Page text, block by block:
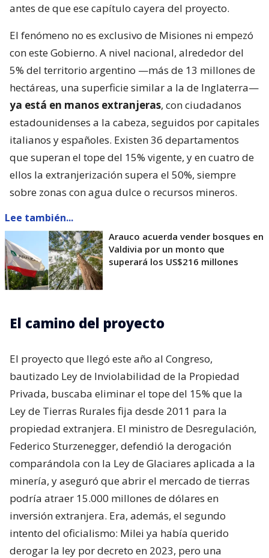
antes de que ese capítulo cayera del proyecto.
El fenómeno no es exclusivo de Misiones ni empezó
con este Gobierno. A nivel nacional, alrededor del
5% del territorio argentino —más de 13 millones de
hectáreas, una superficie similar a la de Inglaterra—
ya está en manos extranjeras, con ciudadanos
estadounidenses a la cabeza, seguidos por capitales
italianos y españoles. Existen 36 departamentos
que superan el tope del 15% vigente, y en cuatro de
ellos la extranjerización supera el 50%, siempre
sobre zonas con agua dulce o recursos mineros.
Lee también...
Arauco acuerda vender bosques en
Valdivia por un monto que
superará los US$216 millones
El camino del proyecto
El proyecto que llegó este año al Congreso,
bautizado Ley de Inviolabilidad de la Propiedad
Privada, buscaba eliminar el tope del 15% que la
Ley de Tierras Rurales fija desde 2011 para la
propiedad extranjera. El ministro de Desregulación,
Federico Sturzenegger, defendió la derogación
comparándola con la Ley de Glaciares aplicada a la
minería, y aseguró que abrir el mercado de tierras
podría atraer 15.000 millones de dólares en
inversión extranjera. Era, además, el segundo
intento del oficialismo: Milei ya había querido
derogar la ley por decreto en 2023, pero una